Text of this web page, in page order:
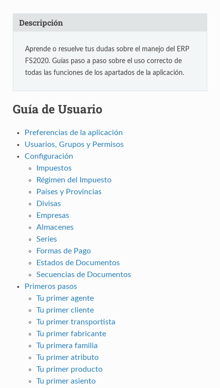
Descripción
Aprende o resuelve tus dudas sobre el manejo del ERP
FS2020. Guías paso a paso sobre el uso correcto de
todas las funciones de los apartados de la aplicación.
Guía de Usuario
Preferencias de la aplicación
Usuarios, Grupos y Permisos
Configuración
Impuestos
Régimen del Impuesto
Países y Provincias
Divisas
Empresas
Almacenes
Series
Formas de Pago
Estados de Documentos
Secuencias de Documentos
Primeros pasos
Tu primer agente
Tu primer cliente
Tu primer transportista
Tu primer fabricante
Tu primera familia
Tu primer atributo
Tu primer producto
Tu primer asiento